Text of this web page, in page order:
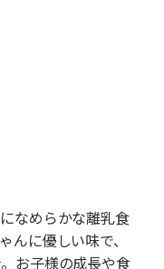
なめらかな離乳食
んに優しい味で、
お子様の成長や食